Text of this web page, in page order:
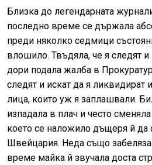
Близка до легендарната
последно време се държала
преди няколко седмици
влошило. Твъдяла, че я следят и
дори подала жалба в
следят и искат да я ликвидират
лица, които уж я заплашвали.
изпадала в плач и често
което се наложило дъщеря й да
Швейцария. Неда също
време майка й звучала доста